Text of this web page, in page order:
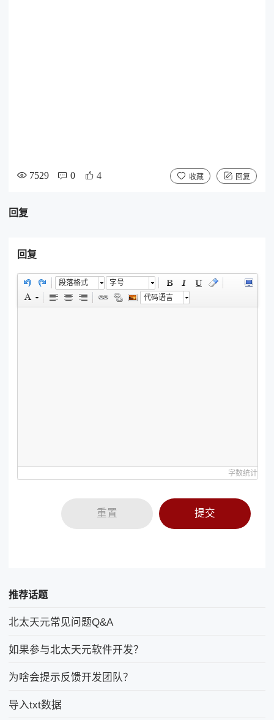
7529 0 4 收藏 回复
回复
回复
段落格式
字号
代码语言
字数统计
重置 提交
推荐话题
北太天元常见问题Q&A
如果参与北太天元软件开发？
为啥会提示反馈开发团队？
导入txt数据